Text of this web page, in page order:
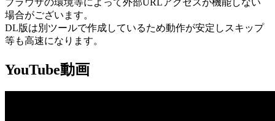
場合がございます。
DL版は別ツールで作成しているため動作が安定しスキップ
等も高速になります。
YouTube動画